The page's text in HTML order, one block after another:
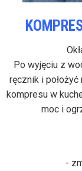
Po wyjęciu z
ręcznik i
kompresu w
moc i
-